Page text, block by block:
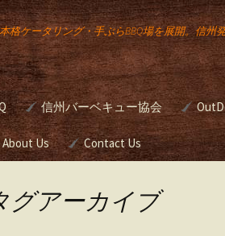
格ケータリング・手ぶらBBQ場を展開。信
信州バーベキュー協会
JBBQA バーベキュー検
定
本
簡
About Us Contact Us
グアーカイブ